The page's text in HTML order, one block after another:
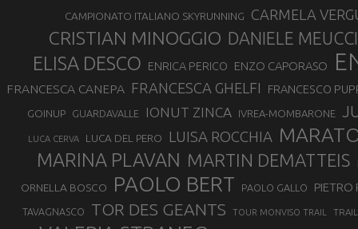
CAMPIONATO ITALIANO SKYRUNNING CARMELA
CRISTIAN MINOGGIO DANIELE MEUCCI
ELISA DESCO ENRICA PERICO ENZO CAPORASO
FRANCESCA CANEPA FRANCESCA GHELFI FRANCESCO
GOINUP GUARDAVALLE IONUT ZINCA IVREA-MOMBARONE
LUCA CERVA LUCA DEL PERO LUISA ROCCHIA
MARINA PLAVAN MARTIN DEMATTEIS
ORNELLA BOSCO PAOLO BERT PAOLO GALLO PIETRO
TAVAGNASCO TOR DES GEANTS TOUR MONVISO TRAIL